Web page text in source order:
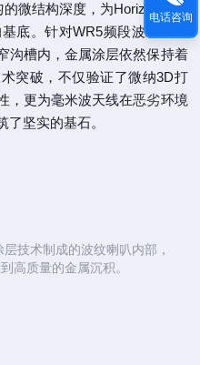
微结构深度，为Horizon的专
底。针对WR5频段波纹喇叭
沟槽内，金属涂层依然保持着
突破，不仅验证了微纳3D打
，更为毫米波天线在恶劣环境
坚实的基石。
技术制成的波纹喇叭内部，
高质量的金属沉积。
电话咨询